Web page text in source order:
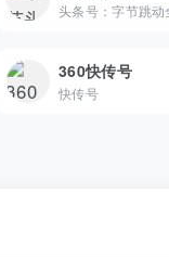
360快传号
快传号